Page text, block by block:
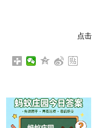
点击